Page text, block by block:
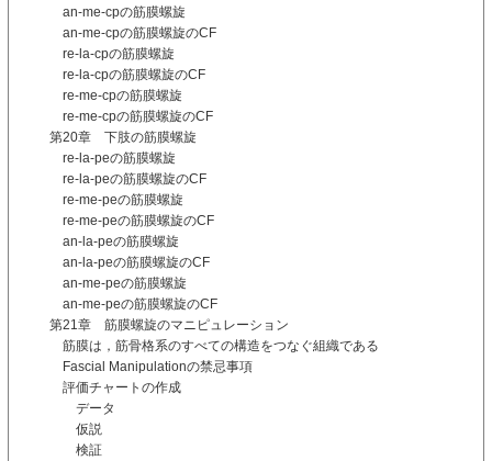
an-me-cpの筋膜螺旋
an-me-cpの筋膜螺旋のCF
re-la-cpの筋膜螺旋
re-la-cpの筋膜螺旋のCF
re-me-cpの筋膜螺旋
re-me-cpの筋膜螺旋のCF
第20章 下肢の筋膜螺旋
re-la-peの筋膜螺旋
re-la-peの筋膜螺旋のCF
re-me-peの筋膜螺旋
re-me-peの筋膜螺旋のCF
an-la-peの筋膜螺旋
an-la-peの筋膜螺旋のCF
an-me-peの筋膜螺旋
an-me-peの筋膜螺旋のCF
第21章 筋膜螺旋のマニピュレーション
筋膜は，筋骨格系のすべての構造をつなぐ組織である
Fascial Manipulationの禁忌事項
評価チャートの作成
データ
仮説
検証